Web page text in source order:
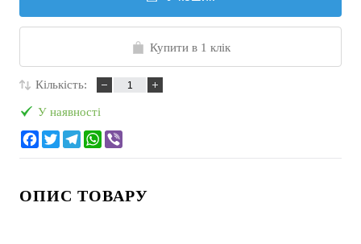
Купити в 1 клік
Кількість:
У наявності
ОПИС ТОВАРУ